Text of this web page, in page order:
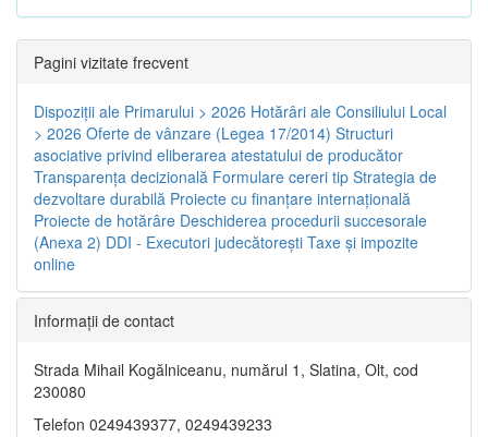
Pagini vizitate frecvent
Dispoziţii ale Primarului > 2026 Hotărâri ale Consiliului Local
> 2026 Oferte de vânzare (Legea 17/2014) Structuri
asociative privind eliberarea atestatului de producător
Transparenţa decizională Formulare cereri tip Strategia de
dezvoltare durabilă Proiecte cu finanţare internaţională
Proiecte de hotărâre Deschiderea procedurii succesorale
(Anexa 2) DDI - Executori judecătorești Taxe şi impozite
online
Informaţii de contact
Strada Mihail Kogălniceanu, numărul 1, Slatina, Olt, cod
230080
Telefon 0249439377, 0249439233